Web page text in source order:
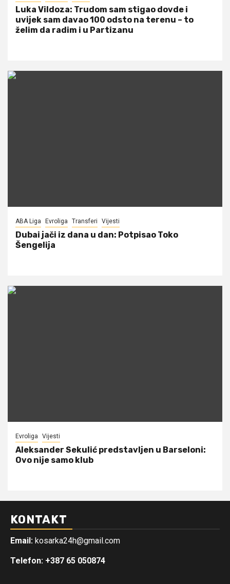
Luka Vildoza: Trudom sam stigao dovde i
uvijek sam davao 100 odsto na terenu – to
želim da radim i u Partizanu
ABA Liga Evroliga Transferi Vijesti
Dubai jači iz dana u dan: Potpisao Toko
Šengelija
Evroliga Vijesti
Aleksander Sekulić predstavljen u Barseloni:
Ovo nije samo klub
KONTAKT
Email: kosarka24h@gmail.com
Telefon: +387 65 050874